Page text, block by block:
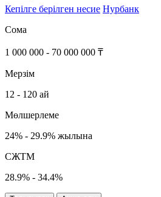
Кепілге берілген несие Нурбанк
Сома
1 000 000 - 70 000 000 ₸
Мерзім
12 - 120 ай
Мөлшерлеме
24% - 29.9% жылына
СЖТМ
28.9% - 34.4%